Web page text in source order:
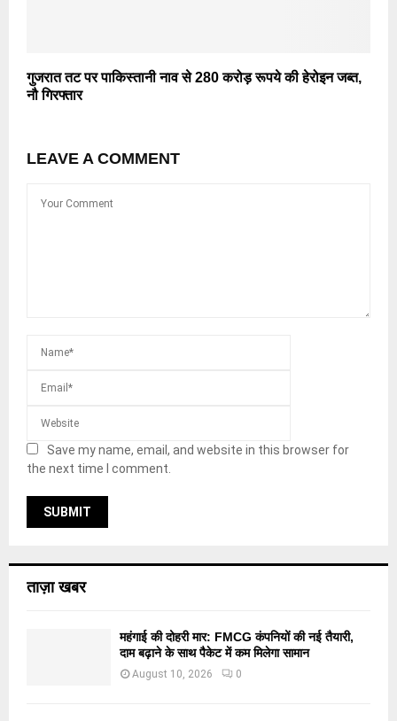
गुजरात तट पर पाकिस्तानी नाव से 280 करोड़ रूपये की हेरोइन जब्त,
नौ गिरफ्तार
LEAVE A COMMENT
Save my name, email, and website in this browser for
the next time I comment.
ताज़ा खबर
महंगाई की दोहरी मार: FMCG कंपनियों की नई तैयारी,
दाम बढ़ाने के साथ पैकेट में कम मिलेगा सामान
August 10, 2026 0